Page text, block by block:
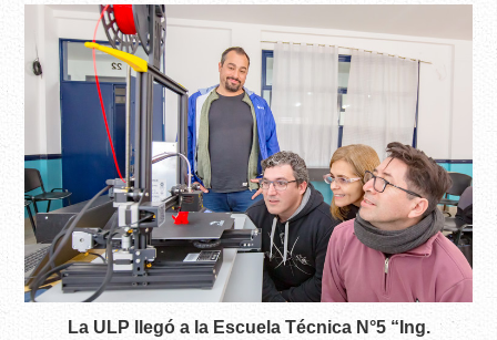
La ULP llegó a la Escuela Técnica N°5 “Ing.